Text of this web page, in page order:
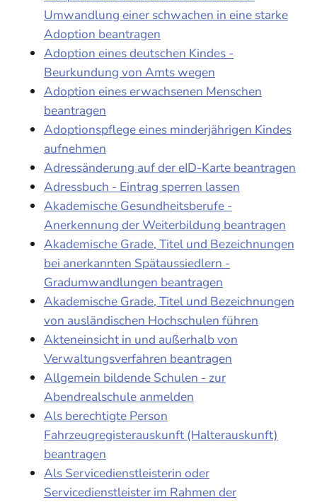
Umwandlung einer schwachen in eine starke
Adoption beantragen
Adoption eines deutschen Kindes -
Beurkundung von Amts wegen
Adoption eines erwachsenen Menschen
beantragen
Adoptionspflege eines minderjährigen Kindes
aufnehmen
Adressänderung auf der eID-Karte beantragen
Adressbuch - Eintrag sperren lassen
Akademische Gesundheitsberufe -
Anerkennung der Weiterbildung beantragen
Akademische Grade, Titel und Bezeichnungen
bei anerkannten Spätaussiedlern -
Gradumwandlungen beantragen
Akademische Grade, Titel und Bezeichnungen
von ausländischen Hochschulen führen
Akteneinsicht in und außerhalb von
Verwaltungsverfahren beantragen
Allgemein bildende Schulen - zur
Abendrealschule anmelden
Als berechtigte Person
Fahrzeugregisterauskunft (Halterauskunft)
beantragen
Als Servicedienstleisterin oder
Servicedienstleister im Rahmen der